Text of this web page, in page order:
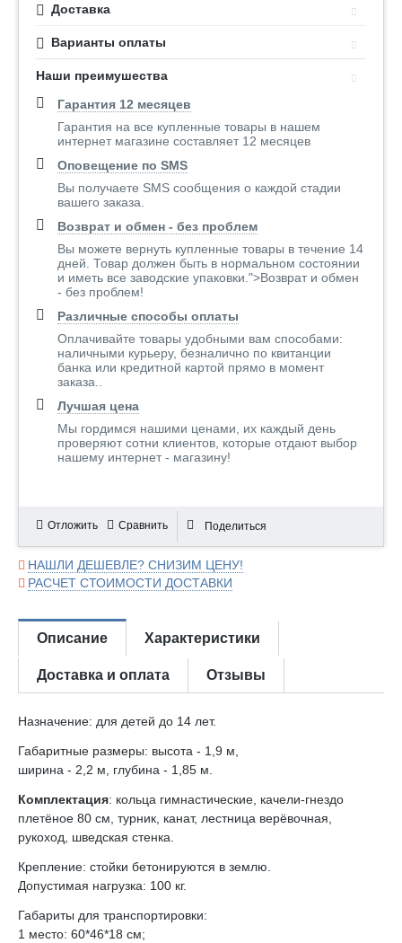
Доставка
Варианты оплаты
Наши преимушества
Гарантия 12 месяцев
Гарантия на все купленные товары в нашем
интернет магазине составляет 12 месяцев
Оповещение по SMS
Вы получаете SMS сообщения о каждой стадии
вашего заказа.
Возврат и обмен - без проблем
Вы можете вернуть купленные товары в течение 14
дней. Товар должен быть в нормальном состоянии
и иметь все заводские упаковки.">Возврат и обмен
- без проблем!
Различные способы оплаты
Оплачивайте товары удобными вам способами:
наличными курьеру, безналично по квитанции
банка или кредитной картой прямо в момент
заказа..
Лучшая цена
Мы гордимся нашими ценами, их каждый день
проверяют сотни клиентов, которые отдают выбор
нашему интернет - магазину!
Отложить Сравнить Поделиться
НАШЛИ ДЕШЕВЛЕ? СНИЗИМ ЦЕНУ!
РАСЧЕТ СТОИМОСТИ ДОСТАВКИ
Описание Характеристики
Доставка и оплата Отзывы
Назначение: для детей до 14 лет.
Габаритные размеры: высота - 1,9 м,
ширина - 2,2 м, глубина - 1,85 м.
Комплектация: кольца гимнастические, качели-гнездо
плетёное 80 см, турник, канат, лестница верёвочная,
рукоход, шведская стенка.
Крепление: стойки бетонируются в землю.
Допустимая нагрузка: 100 кг.
Габариты для транспортировки:
1 место: 60*46*18 см;